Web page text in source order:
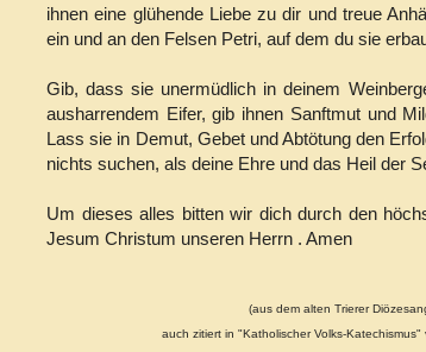
ihnen eine glühende Liebe zu dir und treue
ein und an den Felsen Petri, auf dem du sie
Gib, dass sie unermüdlich in deinem
ausharrendem Eifer, gib ihnen Sanftmut und
Lass sie in Demut, Gebet und Abtötung den
nichts suchen, als deine Ehre und das Heil der
Um dieses alles bitten wir dich durch den
Jesum Christum unseren Herrn . Amen
(aus dem alten Trierer
auch zitiert in "Katholischer Volks-